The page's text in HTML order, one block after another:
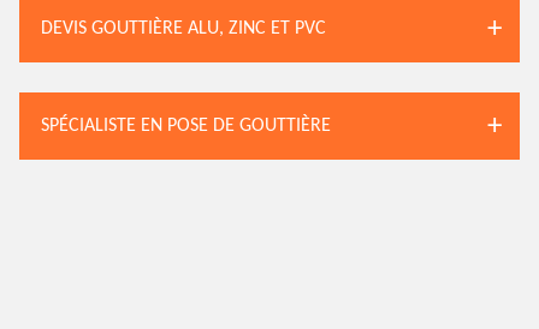
DEVIS GOUTTIÈRE ALU, ZINC ET PVC
SPÉCIALISTE EN POSE DE GOUTTIÈRE